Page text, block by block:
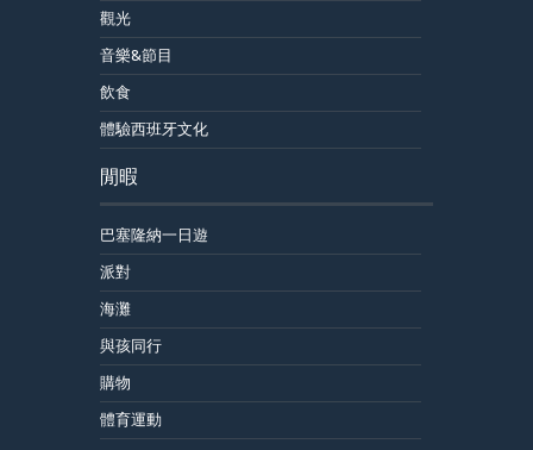
觀光
音樂&節目
飲食
體驗西班牙文化
閒暇
巴塞隆納一日遊
派對
海灘
與孩同行
購物
體育運動